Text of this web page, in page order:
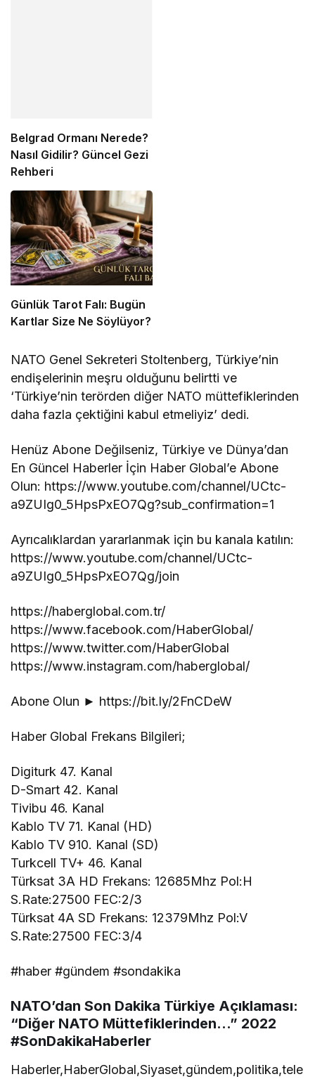
Belgrad Ormanı Nerede?
Nasıl Gidilir? Güncel Gezi
Rehberi
Günlük Tarot Falı: Bugün
Kartlar Size Ne Söylüyor?
NATO Genel Sekreteri Stoltenberg, Türkiye’nin
endişelerinin meşru olduğunu belirtti ve
‘Türkiye’nin terörden diğer NATO müttefiklerinden
daha fazla çektiğini kabul etmeliyiz’ dedi.
Henüz Abone Değilseniz, Türkiye ve Dünya’dan
En Güncel Haberler İçin Haber Global’e Abone
Olun: https://www.youtube.com/channel/UCtc-
a9ZUIg0_5HpsPxEO7Qg?sub_confirmation=1
Ayrıcalıklardan yararlanmak için bu kanala katılın:
https://www.youtube.com/channel/UCtc-
a9ZUIg0_5HpsPxEO7Qg/join
https://haberglobal.com.tr/
https://www.facebook.com/HaberGlobal/
https://www.twitter.com/HaberGlobal
https://www.instagram.com/haberglobal/
Abone Olun ► https://bit.ly/2FnCDeW
Haber Global Frekans Bilgileri;
Digiturk 47. Kanal
D-Smart 42. Kanal
Tivibu 46. Kanal
Kablo TV 71. Kanal (HD)
Kablo TV 910. Kanal (SD)
Turkcell TV+ 46. Kanal
Türksat 3A HD Frekans: 12685Mhz Pol:H
S.Rate:27500 FEC:2/3
Türksat 4A SD Frekans: 12379Mhz Pol:V
S.Rate:27500 FEC:3/4
#haber #gündem #sondakika
NATO’dan Son Dakika Türkiye Açıklaması:
“Diğer NATO Müttefiklerinden…” 2022
#SonDakikaHaberler
Haberler,HaberGlobal,Siyaset,gündem,politika,tele